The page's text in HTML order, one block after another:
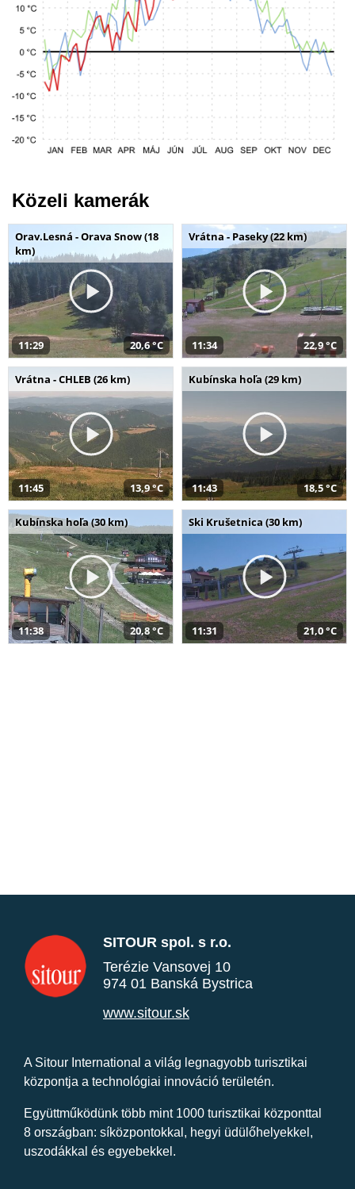
Közeli kamerák
Orav.Lesná - Orava Snow (18
km)
11:29 20,6 °C
Vrátna - Paseky (22 km)
11:34 22,9 °C
Vrátna - CHLEB (26 km)
11:45 13,9 °C
Kubínska hoľa (29 km)
11:43 18,5 °C
Kubínska hoľa (30 km)
11:38 20,8 °C
Ski Krušetnica (30 km)
11:31 21,0 °C
SITOUR spol. s r.o.
Terézie Vansovej 10
974 01 Banská Bystrica
www.sitour.sk
A Sitour International a világ legnagyobb turisztikai
központja a technológiai innováció területén.
Együttműködünk több mint 1000 turisztikai központtal
8 országban: síközpontokkal, hegyi üdülőhelyekkel,
uszodákkal és egyebekkel.